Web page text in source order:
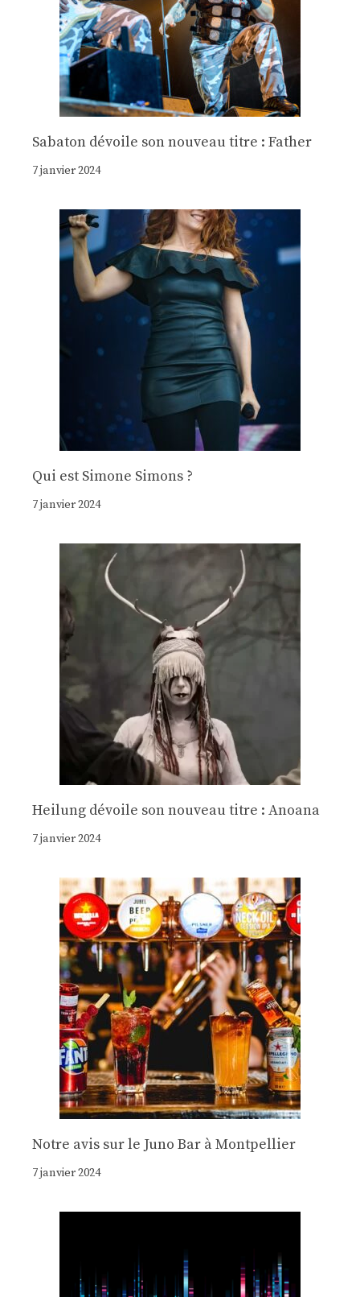
Sabaton dévoile son nouveau titre : Father
7 janvier 2024
Qui est Simone Simons ?
7 janvier 2024
Heilung dévoile son nouveau titre : Anoana
7 janvier 2024
Notre avis sur le Juno Bar à Montpellier
7 janvier 2024